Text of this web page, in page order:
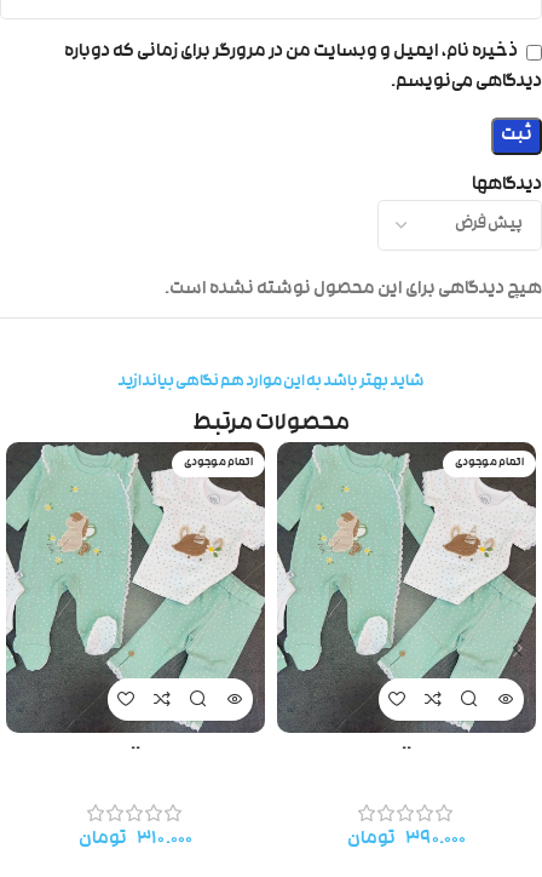
دیدگاهها
هیچ دیدگاهی برای این محصول نوشته نشده است.
ذخیره نام، ایمیل و وبسایت من در مرورگر برای زمانی که دوباره
دیدگاهی می‌نویسم.
شاید بهتر باشد به این موارد هم نگاهی بیاندازید
محصولات مرتبط
اتمام موجودی
..
۳۹۰.۰۰۰ تومان
اتمام موجودی
..
۳۱۰.۰۰۰ تومان